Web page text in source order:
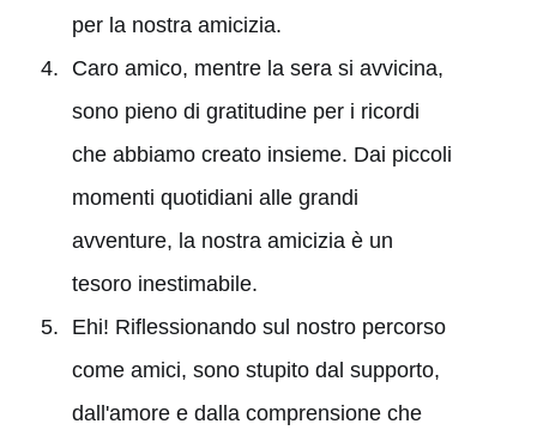
per la nostra amicizia.
Caro amico, mentre la sera si avvicina,
sono pieno di gratitudine per i ricordi
che abbiamo creato insieme. Dai piccoli
momenti quotidiani alle grandi
avventure, la nostra amicizia è un
tesoro inestimabile.
Ehi! Riflessionando sul nostro percorso
come amici, sono stupito dal supporto,
dall'amore e dalla comprensione che